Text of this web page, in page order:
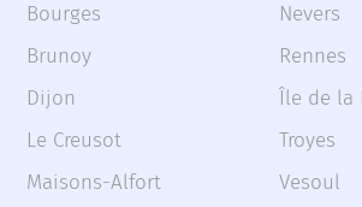
Bourges
Brunoy
Dijon
Le Creusot
Maisons-Alfort
Nevers
Rennes
Île de la
Troyes
Vesoul